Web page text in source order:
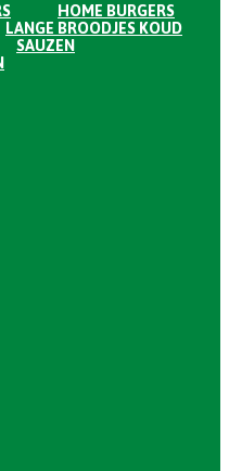
HOME BURGERS
LANGE BROODJES KOUD
SAUZEN